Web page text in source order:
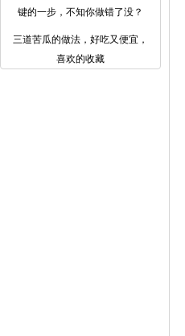
键的一步，不知你做错了没？
三道苦瓜的做法，好吃又便宜，
喜欢的收藏